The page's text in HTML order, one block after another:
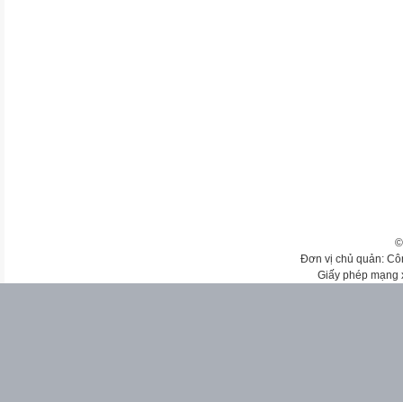
Đơn vị chủ quản:
Giấy phép mạng